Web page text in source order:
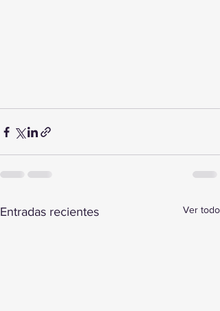
Entradas recientes Ver todo